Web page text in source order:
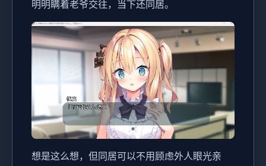
明明瞒着老爷交往，当下还同居。
想是这么想，但同居可以不用顾虑外人眼光亲